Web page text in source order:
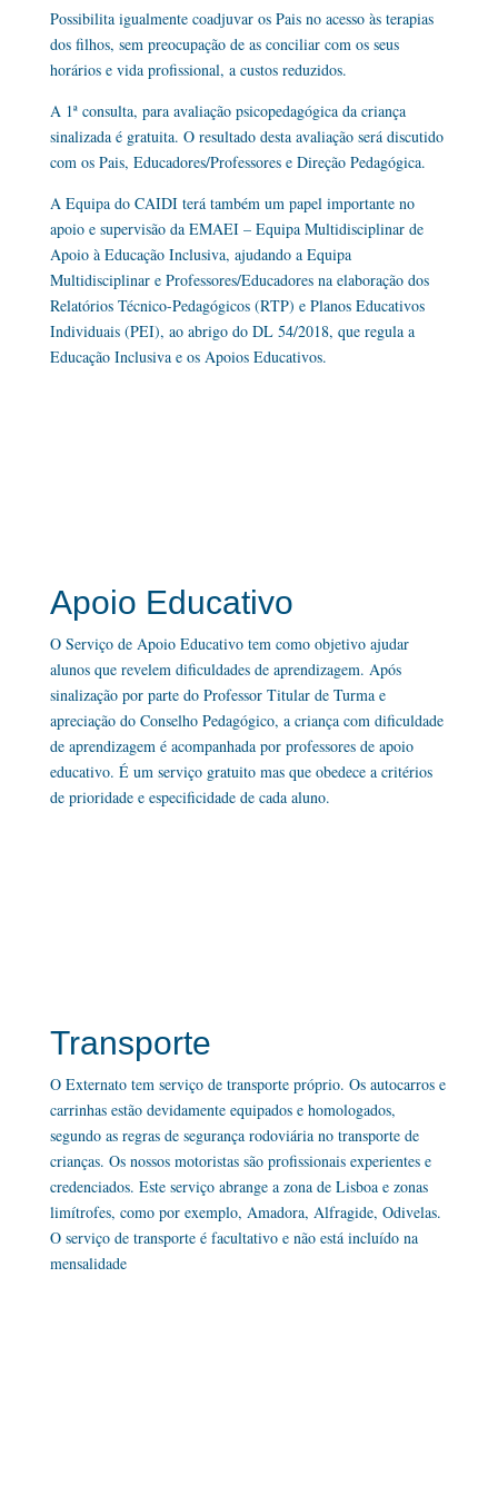
Possibilita igualmente coadjuvar os Pais no acesso às terapias
dos filhos, sem preocupação de as conciliar com os seus
horários e vida profissional, a custos reduzidos.
A 1ª consulta, para avaliação psicopedagógica da criança
sinalizada é gratuita. O resultado desta avaliação será discutido
com os Pais, Educadores/Professores e Direção Pedagógica.
A Equipa do CAIDI terá também um papel importante no
apoio e supervisão da EMAEI – Equipa Multidisciplinar de
Apoio à Educação Inclusiva, ajudando a Equipa
Multidisciplinar e Professores/Educadores na elaboração dos
Relatórios Técnico-Pedagógicos (RTP) e Planos Educativos
Individuais (PEI), ao abrigo do DL 54/2018, que regula a
Educação Inclusiva e os Apoios Educativos.
Apoio Educativo
O Serviço de Apoio Educativo tem como objetivo ajudar
alunos que revelem dificuldades de aprendizagem. Após
sinalização por parte do Professor Titular de Turma e
apreciação do Conselho Pedagógico, a criança com dificuldade
de aprendizagem é acompanhada por professores de apoio
educativo. É um serviço gratuito mas que obedece a critérios
de prioridade e especificidade de cada aluno.
Transporte
O Externato tem serviço de transporte próprio. Os autocarros e
carrinhas estão devidamente equipados e homologados,
segundo as regras de segurança rodoviária no transporte de
crianças. Os nossos motoristas são profissionais experientes e
credenciados. Este serviço abrange a zona de Lisboa e zonas
limítrofes, como por exemplo, Amadora, Alfragide, Odivelas.
O serviço de transporte é facultativo e não está incluído na
mensalidade